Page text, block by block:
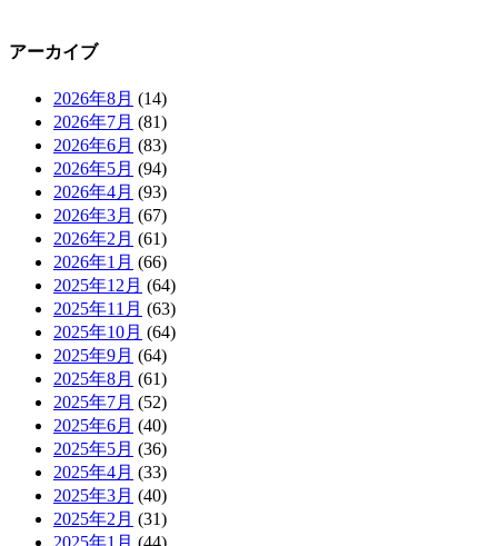
アーカイブ
2026年8月 (14)
2026年7月 (81)
2026年6月 (83)
2026年5月 (94)
2026年4月 (93)
2026年3月 (67)
2026年2月 (61)
2026年1月 (66)
2025年12月 (64)
2025年11月 (63)
2025年10月 (64)
2025年9月 (64)
2025年8月 (61)
2025年7月 (52)
2025年6月 (40)
2025年5月 (36)
2025年4月 (33)
2025年3月 (40)
2025年2月 (31)